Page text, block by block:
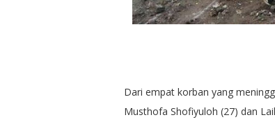
Dari empat korban yang
Musthofa Shofiyuloh (27) dan